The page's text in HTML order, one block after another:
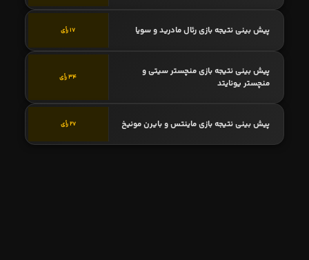
پیش بینی نتیجه بازی رئال مادرید و سویا 17 رأی
پیش بینی نتیجه بازی منچستر سیتی و
منچستر یونایتد
34 رأی
پیش بینی نتیجه بازی ماینتس و بایرن مونیخ 27 رأی